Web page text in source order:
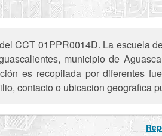
CCT 01PPR0014D. La escuela
municipio de
es recopilada por diferentes
contacto o ubicacion geografica